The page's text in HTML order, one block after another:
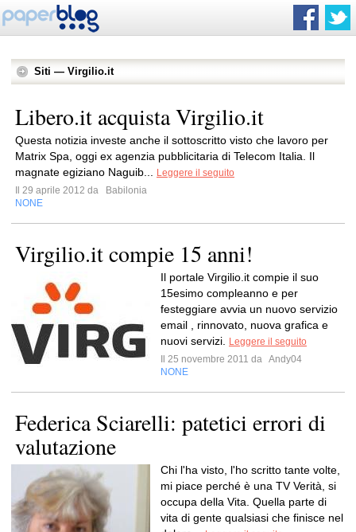
Siti — Virgilio.it
Libero.it acquista Virgilio.it
Questa notizia investe anche il sottoscritto visto che lavoro per
Matrix Spa, oggi ex agenzia pubblicitaria di Telecom Italia. Il
magnate egiziano Naguib...
Leggere il seguito
Il 29 aprile 2012 da
Babilonia
NONE
Virgilio.it compie 15 anni!
Il portale Virgilio.it compie il suo
15esimo compleanno e per
festeggiare avvia un nuovo servizio
email , rinnovato, nuova grafica e
nuovi servizi.
Leggere il seguito
Il 25 novembre 2011 da Andy04
NONE
Federica Sciarelli: patetici errori di
valutazione
Chi l'ha visto, l'ho scritto tante volte,
mi piace perché è una TV Verità, si
occupa della Vita. Quella parte di
vita di gente qualsiasi che finisce nel